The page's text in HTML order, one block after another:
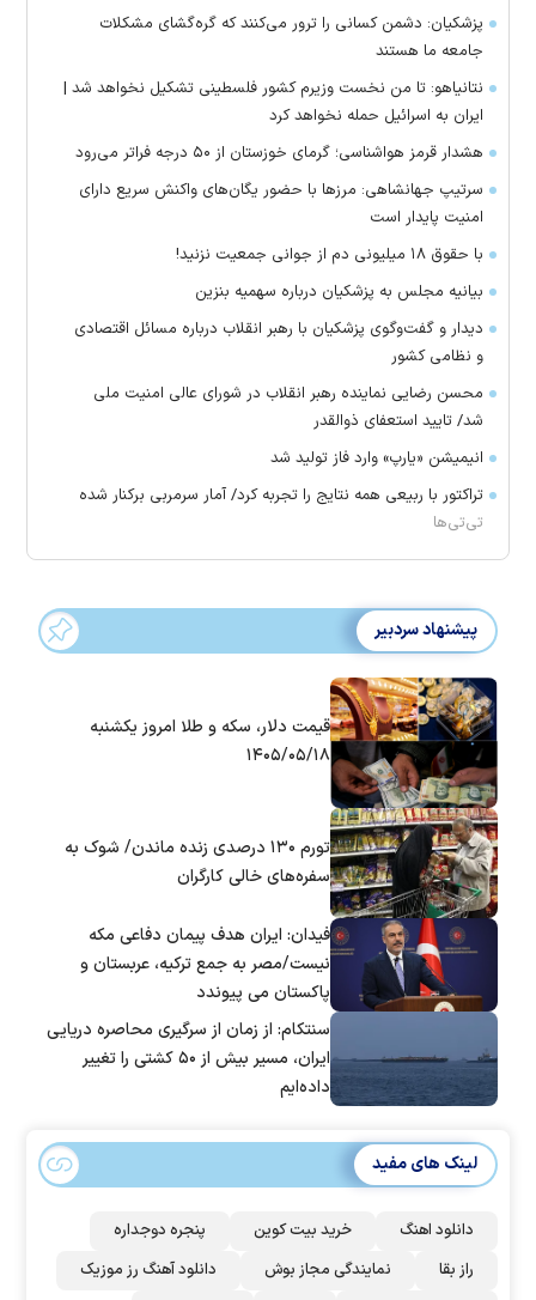
پزشکیان: دشمن کسانی را ترور می‌کنند که گره‌گشای مشکلات
جامعه ما هستند
نتانیاهو: تا من نخست وزیرم کشور فلسطینی تشکیل نخواهد شد |
ایران به اسرائیل حمله نخواهد کرد
هشدار قرمز هواشناسی؛ گرمای خوزستان از ۵۰ درجه فراتر می‌رود
سرتیپ جهانشاهی: مرز‌ها با حضور یگان‌های واکنش سریع دارای
امنیت پایدار است
با حقوق ۱۸ میلیونی دم از جوانی جمعیت نزنید!
بیانیه مجلس به پزشکیان درباره سهمیه بنزین
دیدار و گفت‌وگوی پزشکیان با رهبر انقلاب درباره مسائل اقتصادی
و نظامی کشور
محسن رضایی نماینده رهبر انقلاب در شورای عالی امنیت ملی
شد/ تایید استعفای ذوالقدر
انیمیشن «یارپ» وارد فاز تولید شد
تراکتور با ربیعی همه نتایج را تجربه کرد/ آمار سرمربی برکنار شده
تی‌تی‌ها
پیشنهاد سردبیر
قیمت دلار، سکه و طلا امروز یکشنبه
۱۴۰۵/۰۵/۱۸
تورم ۱۳۰ درصدی زنده ماندن/ شوک به
سفره‌های خالی کارگران
فیدان: ایران هدف پیمان دفاعی مکه
نیست/مصر به جمع ترکیه، عربستان و
پاکستان می پیوندد
سنتکام: از زمان از سرگیری محاصره دریایی
ایران، مسیر بیش از ۵۰ کشتی را تغییر
داده‌ایم
لینک های مفید
دانلود اهنگ خرید بیت کوین
پنجره دوجداره
راز بقا
نمایندگی مجاز بوش
دانلود آهنگ رز‌ موزیک